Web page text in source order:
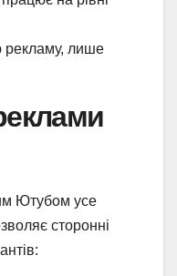
рекламу, лише
Ютубом усе
сторонні